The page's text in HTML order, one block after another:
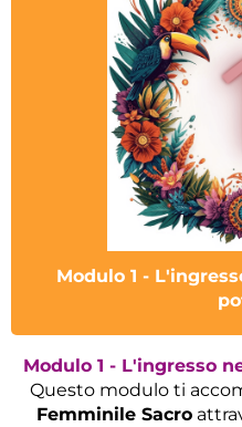
Modulo 1 -
Modulo 1 - L'ingresso
Questo modulo ti
Femminile Sacro